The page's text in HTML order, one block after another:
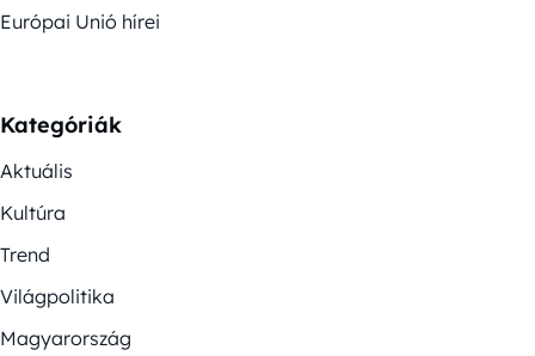
Európai Unió hírei
Kategóriák
Aktuális
Kultúra
Trend
Világpolitika
Magyarország